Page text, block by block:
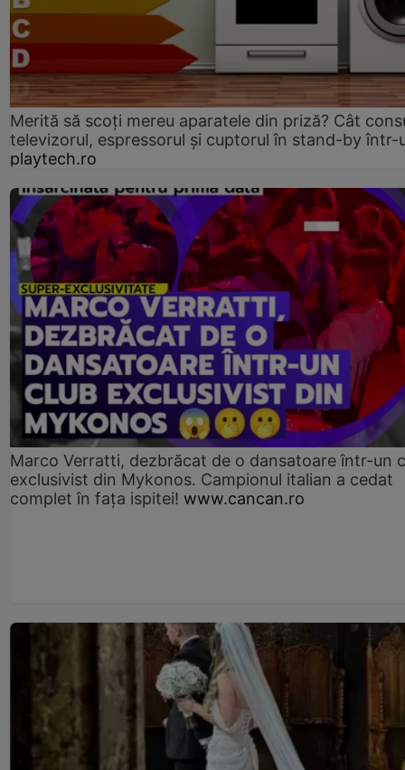
Merită să scoți mereu aparatele din priză? Cât
televizorul, espressorul și cuptorul în stand-by într-
playtech.ro
Marco Verratti, dezbrăcat de o dansatoare într-un
exclusivist din Mykonos. Campionul italian a cedat
complet în fața ispitei! www.cancan.ro